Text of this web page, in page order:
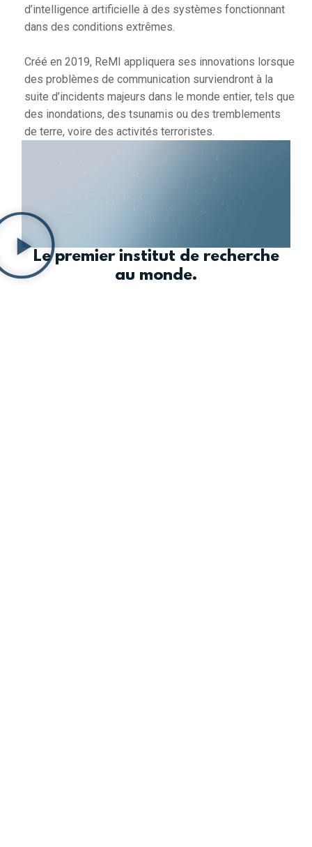
d’intelligence artificielle à des systèmes fonctionnant
dans des conditions extrêmes.
Créé en 2019, ReMI appliquera ses innovations lorsque
des problèmes de communication surviendront à la
suite d’incidents majeurs dans le monde entier, tels que
des inondations, des tsunamis ou des tremblements
de terre, voire des activités terroristes.
Le premier institut de recherche
au monde.